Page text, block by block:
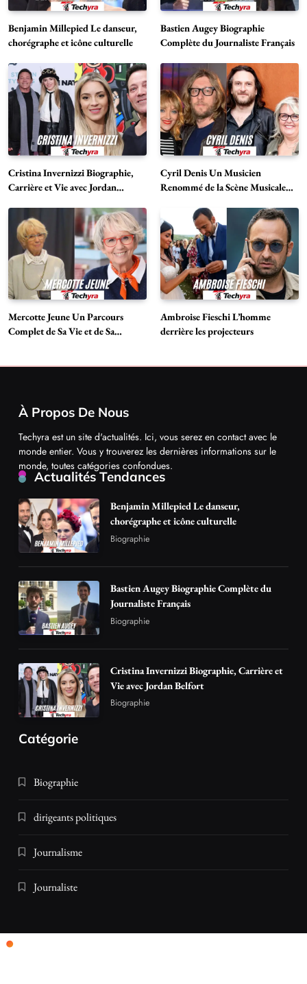
Benjamin Millepied Le danseur,
chorégraphe et icône culturelle
Bastien Augey Biographie
Complète du Journaliste Français
Cristina Invernizzi Biographie,
Carrière et Vie avec Jordan
Cyril Denis Un Musicien
Renommé de la Scène Musicale
Mercotte Jeune Un Parcours
Complet de Sa Vie et de Sa
Ambroise Fieschi L’homme
derrière les projecteurs
À Propos De Nous
Techyra est un site d'actualités. Ici, vous serez en contact avec le
monde entier. Vous y trouverez les dernières informations sur le
monde, toutes catégories confondues.
Actualités Tendances
Benjamin Millepied Le danseur,
chorégraphe et icône culturelle
Biographie
Bastien Augey Biographie Complète du
Journaliste Français
Biographie
Cristina Invernizzi Biographie, Carrière et
Vie avec Jordan Belfort
Biographie
Catégorie
Biographie
dirigeants politiques
Journalisme
Journaliste